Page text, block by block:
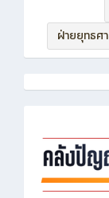
ฝ่ายยุทธศ